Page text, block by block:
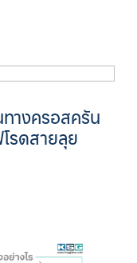
ทางครอสครัน
รดสายลุย